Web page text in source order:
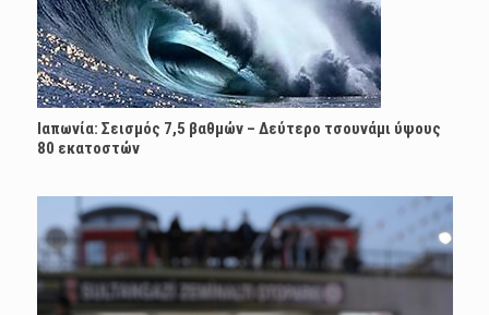
Ιαπωνία: Σεισμός 7,5 βαθμών – Δεύτερο τσουνάμι ύψους
80 εκατοστών